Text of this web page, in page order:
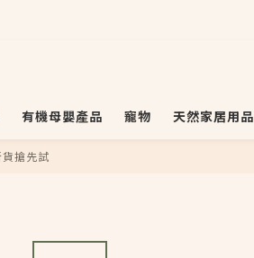
有機母嬰產品 寵物 天然家居用品
搶先試